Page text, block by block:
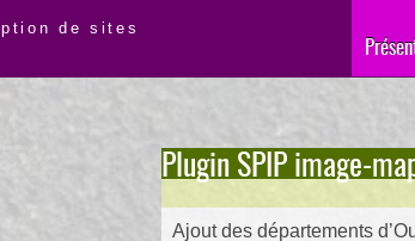
de sites
Plugin SPIP image-
Ajout des départements